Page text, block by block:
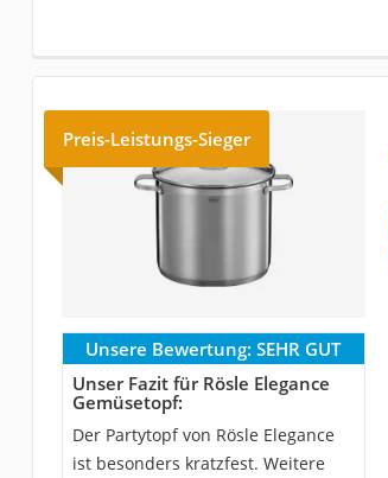
Preis-Leistungs-Sieger
Unsere Bewertung: SEHR GUT
Unser Fazit für Rösle Elegance
Gemüsetopf:
Der Partytopf von Rösle Elegance
ist besonders kratzfest. Weitere